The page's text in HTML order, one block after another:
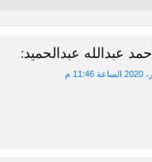
أحمد عبدالله عبدالحميد: